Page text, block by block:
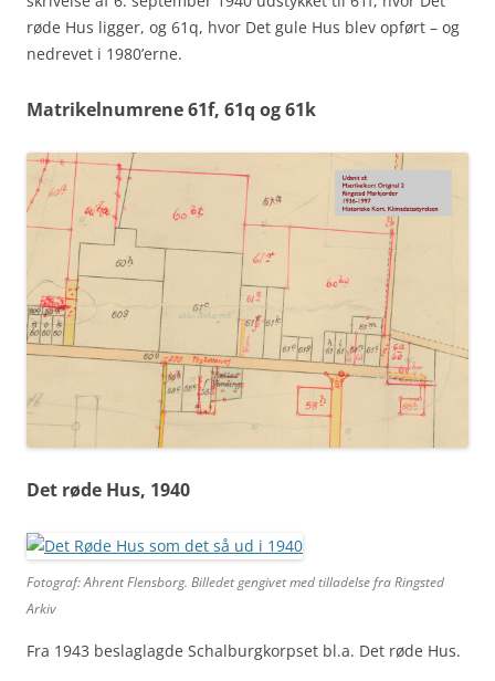
røde Hus ligger, og 61q, hvor Det gule Hus blev opført – og
nedrevet i 1980’erne.
Matrikelnumrene 61f, 61q og 61k
Det røde Hus, 1940
Fotograf: Ahrent Flensborg. Billedet gengivet med tilladelse fra Ringsted
Arkiv
Fra 1943 beslaglagde Schalburgkorpset bl.a. Det røde Hus.